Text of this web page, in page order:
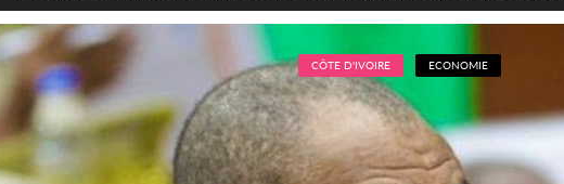
CÔTE D'IVOIRE ECONOMIE